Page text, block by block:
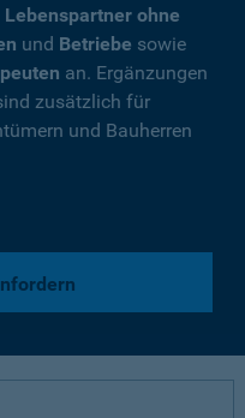
Lebenspartner ohne
und Betriebe sowie
an. Ergänzungen
zusätzlich für
und Bauherren